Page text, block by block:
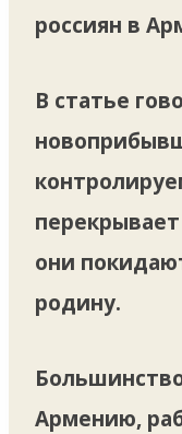
россиян в
В статье
они
родину.
Армению,